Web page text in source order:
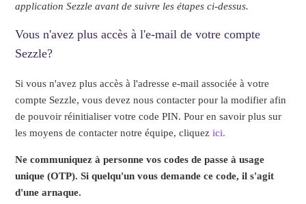
application Sezzle avant de suivre les étapes ci-dessus.
Vous n'avez plus accès à l'e-mail de votre compte
Sezzle?
Si vous n'avez plus accès à l'adresse e-mail associée à votre
compte Sezzle, vous devez nous contacter pour la modifier afin
de pouvoir réinitialiser votre code PIN. Pour en savoir plus sur
les moyens de contacter notre équipe, cliquezici.
Ne communiquez à personne vos codes de passe à usage
unique (OTP). Si quelqu'un vous demande ce code, il s'agit
d'une arnaque.